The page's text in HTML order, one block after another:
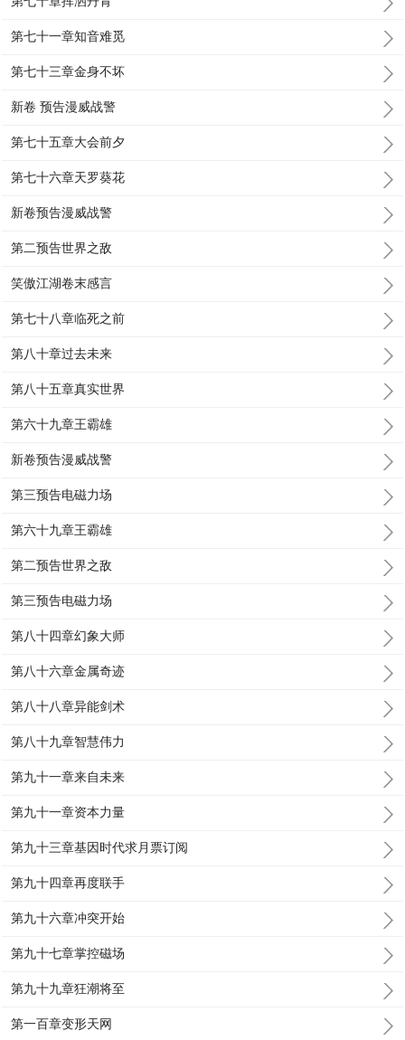
第七十一章知音难觅
第七十三章金身不坏
新卷 预告漫威战警
第七十五章大会前夕
第七十六章天罗葵花
新卷预告漫威战警
第二预告世界之敌
笑傲江湖卷末感言
第七十八章临死之前
第八十章过去未来
第八十五章真实世界
第六十九章王霸雄
新卷预告漫威战警
第三预告电磁力场
第六十九章王霸雄
第二预告世界之敌
第三预告电磁力场
第八十四章幻象大师
第八十六章金属奇迹
第八十八章异能剑术
第八十九章智慧伟力
第九十一章来自未来
第九十一章资本力量
第九十三章基因时代求月票订阅
第九十四章再度联手
第九十六章冲突开始
第九十七章掌控磁场
第九十九章狂潮将至
第一百章变形天网